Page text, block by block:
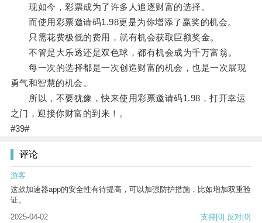
现如今，彩票成为了许多人追逐财富的选择。
而使用彩票邀请码1.98更是为你增添了赢奖的机会。
只需花费极低的费用，就有机会获取巨额奖金。
不管是大乐透还是双色球，都有机会成为千万富翁。
每一次的选择都是一次创造财富的机会，也是一次展现
勇气和智慧的机会。
所以，不要犹豫，快来使用彩票邀请码1.98，打开幸运
之门，迎接你财富的到来！。
#39#
评论
游客
这款加速器app的安全性有待提高，可以加强防护措施，比如增加双重验
证。
2025-04-02
支持[0] 反对[0]